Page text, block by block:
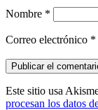
Nombre *
Correo electrónico *
Este sitio usa
procesan los datos